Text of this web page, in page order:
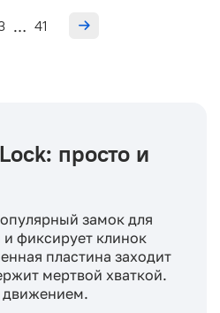
… 41
просто и
замок для
и фиксирует клинок
пластина заходит
мертвой хваткой.
движением.